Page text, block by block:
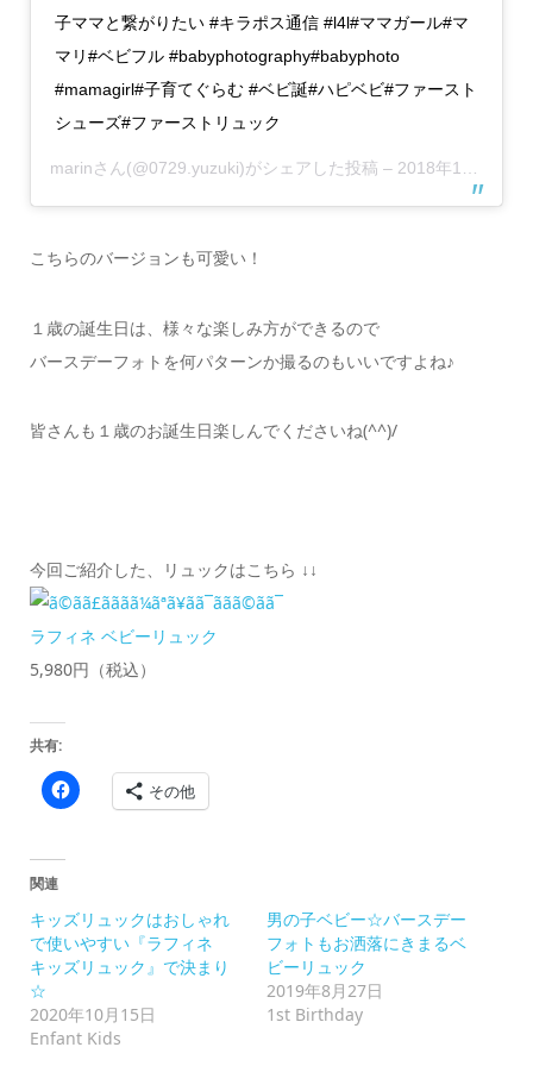
子ママと繋がりたい #キラポス通信 #l4l#ママガール#マ
マリ#ベビフル #babyphotography#babyphoto
#mamagirl#子育てぐらむ #ベビ誕#ハピベビ#ファースト
シューズ#ファーストリュック
marinさん(@0729.yuzuki)がシェアした投稿 – 2018年11月月7日午前5時13分PST
こちらのバージョンも可愛い！
１歳の誕生日は、様々な楽しみ方ができるので
バースデーフォトを何パターンか撮るのもいいですよね♪
皆さんも１歳のお誕生日楽しんでくださいね(^^)/
今回ご紹介した、リュックはこちら ↓↓
ラフィネ ベビーリュック
5,980円（税込）
共有:
Facebook
で
ク
リ
ッ
ク
し
く
だ
さ
い
その他
関連
キッズリュックはおしゃれ
で使いやすい『ラフィネ
キッズリュック』で決まり
☆
2020年10月15日
Enfant Kids
男の子ベビー☆バースデー
フォトもお洒落にきまるベ
ビーリュック
2019年8月27日
1st Birthday